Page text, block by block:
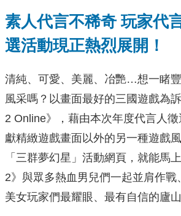
素人代言不稀奇 玩家代
選活動現正熱烈展開！
清純、可愛、美麗、冶艷…想一睹
風采嗎？以畫面最好的三國遊戲為
2 Online》，藉由本次年度代言人
獻精緻遊戲畫面以外的另一種遊戲
「三群夢幻星」活動網頁，就能馬
2》與眾多熱血男兒們一起並肩作戰
美女玩家們最耀眼、最有自信的廬山